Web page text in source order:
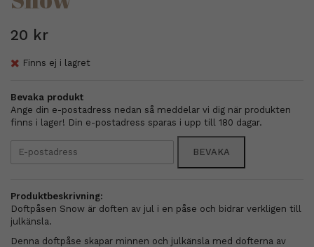
20 kr
Finns ej i lagret
Bevaka produkt
Ange din e-postadress nedan så meddelar vi dig när produkten
finns i lager! Din e-postadress sparas i upp till 180 dagar.
BEVAKA
Produktbeskrivning:
Doftpåsen Snow är doften av jul i en påse och bidrar verkligen till
julkänsla.
Denna doftpåse skapar minnen och julkänsla med dofterna av